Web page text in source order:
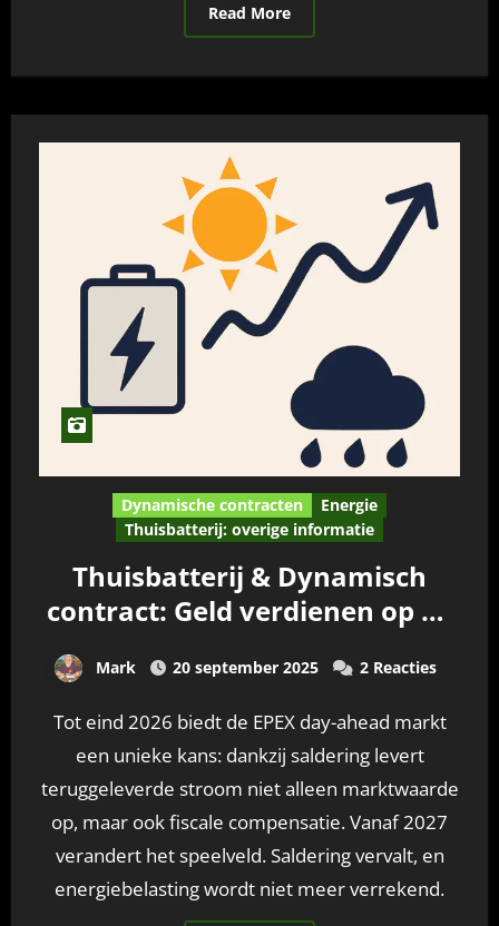
Read More
Dynamische contracten
Energie
Thuisbatterij: overige informatie
Thuisbatterij & Dynamisch
contract: Geld verdienen op de
Mark 20 september 2025 2 Reacties
Tot eind 2026 biedt de EPEX day-ahead markt
een unieke kans: dankzij saldering levert
teruggeleverde stroom niet alleen marktwaarde
op, maar ook fiscale compensatie. Vanaf 2027
verandert het speelveld. Saldering vervalt, en
energiebelasting wordt niet meer verrekend.